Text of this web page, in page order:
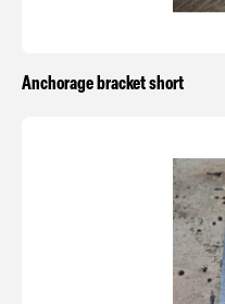
Anchorage bracket short